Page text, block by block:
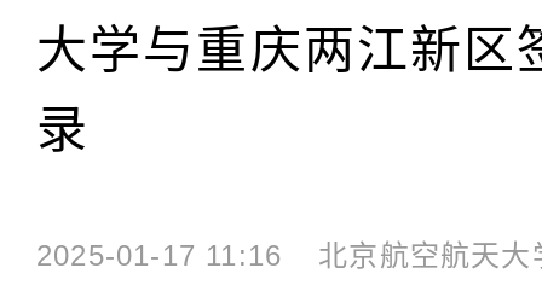
大学与重庆两江新区
录
2025-01-17 11:16 北京航空航天大